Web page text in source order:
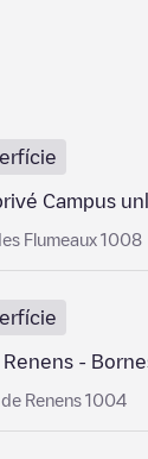
Campus
Flumeaux 1008
Renens -
Renens 1004